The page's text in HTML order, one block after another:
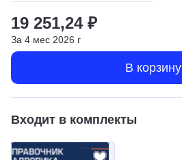
19 251,24 ₽
За 4 мес 2026 г
В корзину
Входит в комплекты